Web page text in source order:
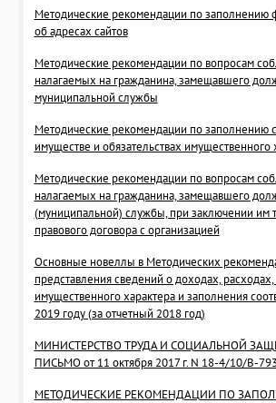
Методические рекомендации по заполнению
об адресах сайтов
Методические рекомендации по вопросам
налагаемых на гражданина, замещавшего
муниципальной службы
Методические рекомендации по заполнению
имуществе и обязательствах имущественного
Методические рекомендации по вопросам
налагаемых на гражданина, замещавшего
(муниципальной) службы, при заключении им
правового договора с организацией
Основные новеллы в Методических
представления сведений о доходах,
имущественного характера и заполнения
2019 году (за отчетный 2018 год)
МИНИСТЕРСТВО ТРУДА И СОЦИАЛЬНОЙ
ПИСЬМО от 11 октября 2017 г. N 18-4/10/В-
МЕТОДИЧЕСКИЕ РЕКОМЕНДАЦИИ ПО